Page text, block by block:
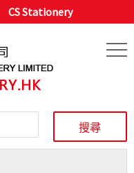
CS Stationery